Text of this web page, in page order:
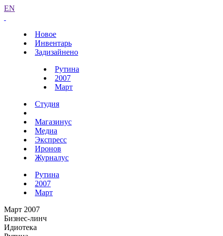
EN
Новое
Инвентарь
Задизайнено
Рутина
2007
Март
Студия
Магазинус
Медиа
Экспресс
Иронов
Журналус
Рутина
2007
Март
Март 2007
Бизнес-линч
Идиотека